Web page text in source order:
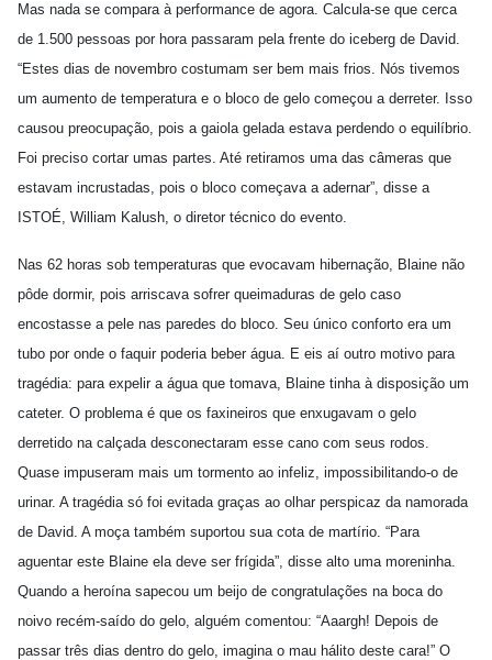
Mas nada se compara à performance de agora. Calcula-se que cerca
de 1.500 pessoas por hora passaram pela frente do iceberg de David.
“Estes dias de novembro costumam ser bem mais frios. Nós tivemos
um aumento de temperatura e o bloco de gelo começou a derreter. Isso
causou preocupação, pois a gaiola gelada estava perdendo o equilíbrio.
Foi preciso cortar umas partes. Até retiramos uma das câmeras que
estavam incrustadas, pois o bloco começava a adernar”, disse a
ISTOÉ, William Kalush, o diretor técnico do evento.
Nas 62 horas sob temperaturas que evocavam hibernação, Blaine não
pôde dormir, pois arriscava sofrer queimaduras de gelo caso
encostasse a pele nas paredes do bloco. Seu único conforto era um
tubo por onde o faquir poderia beber água. E eis aí outro motivo para
tragédia: para expelir a água que tomava, Blaine tinha à disposição um
cateter. O problema é que os faxineiros que enxugavam o gelo
derretido na calçada desconectaram esse cano com seus rodos.
Quase impuseram mais um tormento ao infeliz, impossibilitando-o de
urinar. A tragédia só foi evitada graças ao olhar perspicaz da namorada
de David. A moça também suportou sua cota de martírio. “Para
aguentar este Blaine ela deve ser frígida”, disse alto uma moreninha.
Quando a heroína sapecou um beijo de congratulações na boca do
noivo recém-saído do gelo, alguém comentou: “Aaargh! Depois de
passar três dias dentro do gelo, imagina o mau hálito deste cara!” O